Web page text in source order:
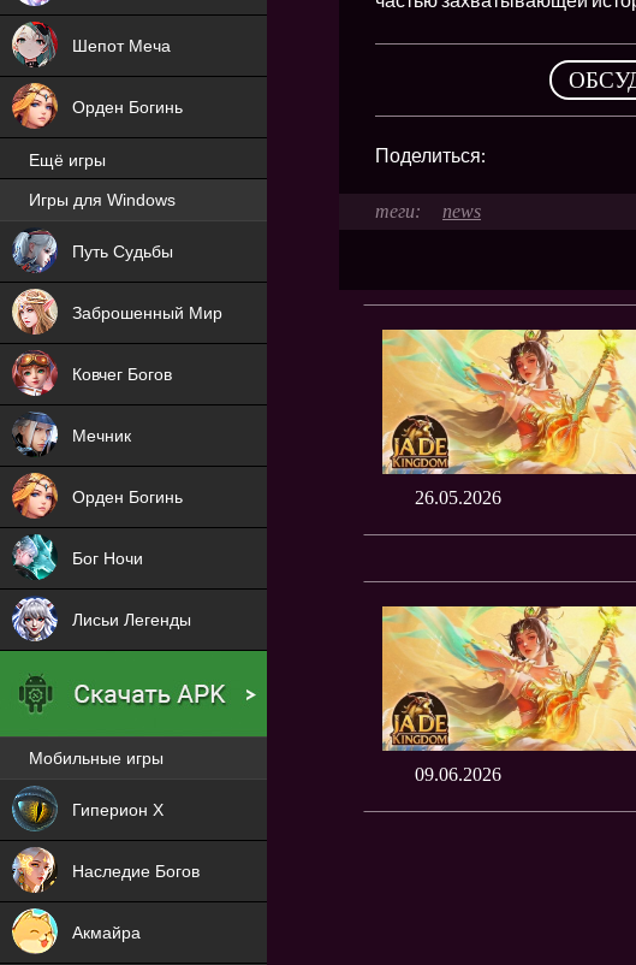
Поделиться:
news
26.05.2026
09.06.2026
Шепот Меча
Орден Богинь
Ещё игры
Игры для Windows
Путь Судьбы
Заброшенный Мир
NEW
Ковчег Богов
Мечник
Орден Богинь
Бог Ночи
Лисьи Легенды
Мобильные игры
Гиперион Х
Наследие Богов
NEW
Акмайра
NEW